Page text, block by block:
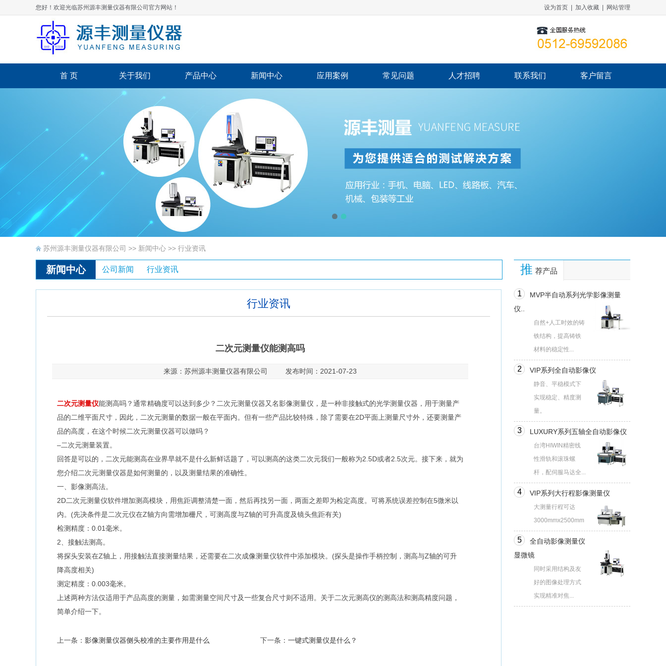
您好！欢迎光临苏州源丰测量仪器有限公司官方网站！ 设为首页 加入收藏 网站管理
首 页 关于我们 产品中心 新闻中心 应用案例 常见问题 人才招聘 联系我们 客户留言
苏州源丰测量仪器有限公司 >> 新闻中心 >> 行业资讯
新闻中心 公司新闻 行业资讯
行业资讯
二次元测量仪能测高吗
来源：苏州源丰测量仪器有限公司 发布时间：2021-07-23
二次元测量仪能测高吗？通常精确度可以达到多少？二次元测量仪器又名影像测量仪，是一种非接触式的光学测量仪器，用于测量产
品的二维平面尺寸，因此，二次元测量的数据一般在平面内。但有一些产品比较特殊，除了需要在2D平面上测量尺寸外，还要测量产
品的高度，在这个时候二次元测量仪器可以做吗？
–二次元测量装置。
回答是可以的，二次元能测高在业界早就不是什么新鲜话题了，可以测高的这类二次元我们一般称为2.5D或者2.5次元。接下来，就为
您介绍二次元测量仪器是如何测量的，以及测量结果的准确性。
一、影像测高法。
2D二次元测量仪软件增加测高模块，用焦距调整清楚一面，然后再找另一面，两面之差即为检定高度。可将系统误差控制在5微米以
内。(先决条件是二次元仪在Z轴方向需增加栅尺，可测高度与Z轴的可升高度及镜头焦距有关)
检测精度：0.01毫米。
2、接触法测高。
将探头安装在Z轴上，用接触法直接测量结果，还需要在二次成像测量仪软件中添加模块。(探头是操作手柄控制，测高与Z轴的可升
降高度相关)
测定精度：0.003毫米。
上述两种方法仅适用于产品高度的测量，如需测量空间尺寸及一些复合尺寸则不适用。关于二次元测高仪的测高法和测高精度问题，
简单介绍一下。
上一条： 影像测量仪器侧头校准的主要作用是什么 下一条： 一键式测量仪是什么？
推 荐产品
1
MVP半自动系列光学影像测量
仪..
自然+人工时效的铸
铁结构，提高铸铁
材料的稳定性...
2 VIP系列全自动影像仪
静音、平稳模式下
实现稳定、精度测
量。
3 LUXURY系列五轴全自动影像仪
台湾HIWIN精密线
性滑轨和滚珠螺
杆，配伺服马达全...
4 VIP系列大行程影像测量仪
大测量行程可达
3000mmx2500mm
5
全自动影像测量仪
显微镜
同时采用结构及友
好的图像处理方式
实现精准对焦...